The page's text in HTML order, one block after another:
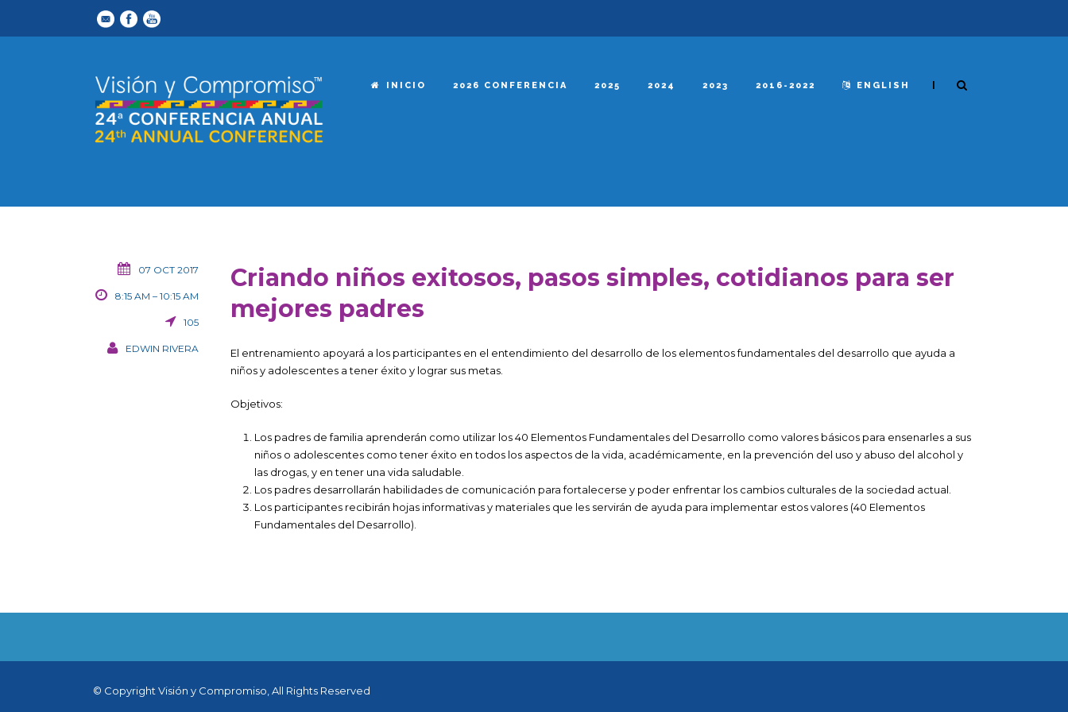
INICIO 2026 CONFERENCIA 2025 2024 2023 2016-2022 ENGLISH |
07 OCT 2017
8:15 AM – 10:15 AM
105
EDWIN RIVERA
Criando niños exitosos, pasos simples, cotidianos para ser
mejores padres
El entrenamiento apoyará a los participantes en el entendimiento del desarrollo de los elementos fundamentales del desarrollo que ayuda a
niños y adolescentes a tener éxito y lograr sus metas.
Objetivos:
Los padres de familia aprenderán como utilizar los 40 Elementos Fundamentales del Desarrollo como valores básicos para ensenarles a sus
niños o adolescentes como tener éxito en todos los aspectos de la vida, académicamente, en la prevención del uso y abuso del alcohol y
las drogas, y en tener una vida saludable.
Los padres desarrollarán habilidades de comunicación para fortalecerse y poder enfrentar los cambios culturales de la sociedad actual.
Los participantes recibirán hojas informativas y materiales que les servirán de ayuda para implementar estos valores (40 Elementos
Fundamentales del Desarrollo).
© Copyright Visión y Compromiso, All Rights Reserved